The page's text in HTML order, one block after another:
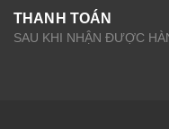
THANH TOÁN
SAU KHI NHẬN ĐƯỢC